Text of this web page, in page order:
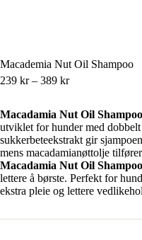
Macademia Nut Oil Shampoo
239 kr – 389 kr
Macadamia Nut Oil Shampoo
utviklet for hunder med
sukkerbeteekstrakt gir
mens macadamianøttolje
Macadamia Nut Oil Shampoo
lettere å børste. Perfekt for
ekstra pleie og lettere